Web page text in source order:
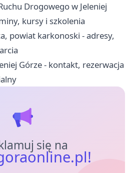
Drogowego w Jeleniej
kursy i szkolenia
powiat karkonoski - adresy,
Górze - kontakt, rezerwacja
się na